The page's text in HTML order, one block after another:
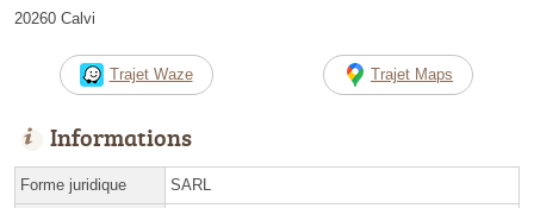
20260 Calvi
Trajet Waze Trajet Maps
Informations
Forme juridique SARL